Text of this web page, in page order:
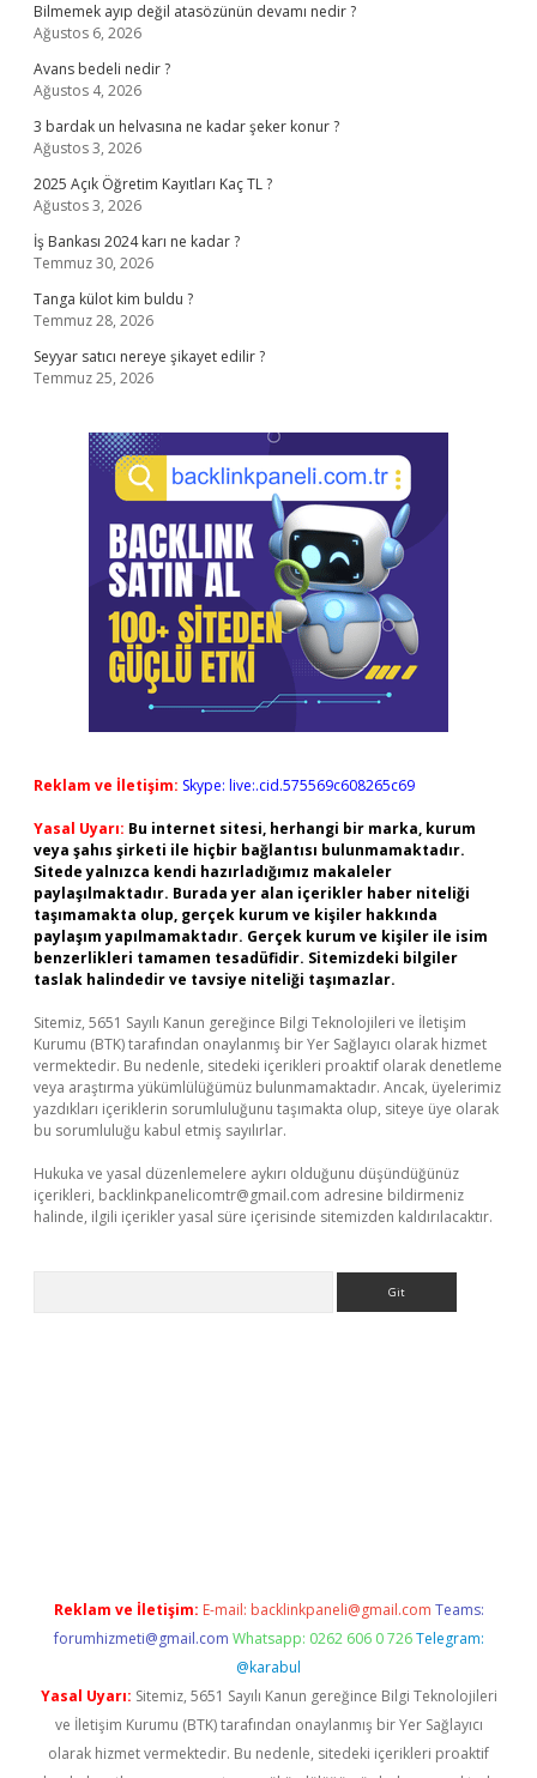
Bilmemek ayıp değil atasözünün devamı nedir ?
Ağustos 6, 2026
Avans bedeli nedir ?
Ağustos 4, 2026
3 bardak un helvasına ne kadar şeker konur ?
Ağustos 3, 2026
2025 Açık Öğretim Kayıtları Kaç TL ?
Ağustos 3, 2026
İş Bankası 2024 karı ne kadar ?
Temmuz 30, 2026
Tanga külot kim buldu ?
Temmuz 28, 2026
Seyyar satıcı nereye şikayet edilir ?
Temmuz 25, 2026
Reklam ve İletişim: Skype: live:.cid.575569c608265c69
Yasal Uyarı: Bu internet sitesi, herhangi bir marka, kurum
veya şahıs şirketi ile hiçbir bağlantısı bulunmamaktadır.
Sitede yalnızca kendi hazırladığımız makaleler
paylaşılmaktadır. Burada yer alan içerikler haber niteliği
taşımamakta olup, gerçek kurum ve kişiler hakkında
paylaşım yapılmamaktadır. Gerçek kurum ve kişiler ile isim
benzerlikleri tamamen tesadüfidir. Sitemizdeki bilgiler
taslak halindedir ve tavsiye niteliği taşımazlar.
Sitemiz, 5651 Sayılı Kanun gereğince Bilgi Teknolojileri ve İletişim
Kurumu (BTK) tarafından onaylanmış bir Yer Sağlayıcı olarak hizmet
vermektedir. Bu nedenle, sitedeki içerikleri proaktif olarak denetleme
veya araştırma yükümlülüğümüz bulunmamaktadır. Ancak, üyelerimiz
yazdıkları içeriklerin sorumluluğunu taşımakta olup, siteye üye olarak
bu sorumluluğu kabul etmiş sayılırlar.
Hukuka ve yasal düzenlemelere aykırı olduğunu düşündüğünüz
içerikleri, backlinkpanelicomtr@gmail.com adresine bildirmeniz
halinde, ilgili içerikler yasal süre içerisinde sitemizden kaldırılacaktır.
Reklam ve İletişim: E-mail: backlinkpaneli@gmail.com Teams:
forumhizmeti@gmail.com Whatsapp: 0262 606 0 726 Telegram:
@karabul
Yasal Uyarı: Sitemiz, 5651 Sayılı Kanun gereğince Bilgi Teknolojileri
ve İletişim Kurumu (BTK) tarafından onaylanmış bir Yer Sağlayıcı
olarak hizmet vermektedir. Bu nedenle, sitedeki içerikleri proaktif